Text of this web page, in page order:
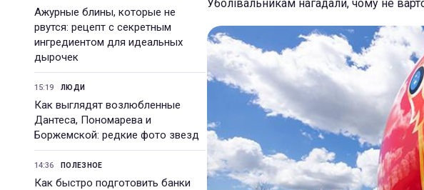
Ажурные блины, которые не
рвутся: рецепт с секретным
ингредиентом для идеальных
дырочек
15:19 ЛЮДИ
Как выглядят возлюбленные
Дантеса, Пономарева и
Боржемской: редкие фото звезд
14:36 ПОЛЕЗНОЕ
Как быстро подготовить банки
Уболівальникам нагадали, чому не